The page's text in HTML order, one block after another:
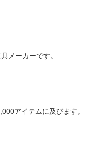
メーカーです。
アイテムに及びます。